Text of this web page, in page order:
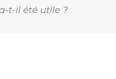
t-il été utile ?